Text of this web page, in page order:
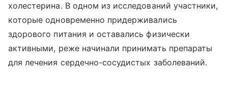
холестерина. В одном из исследований участники,
которые одновременно придерживались
здорового питания и оставались физически
активными, реже начинали принимать препараты
для лечения сердечно-сосудистых заболеваний.